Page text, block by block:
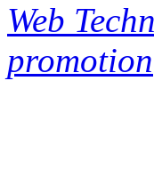
Web
promotion